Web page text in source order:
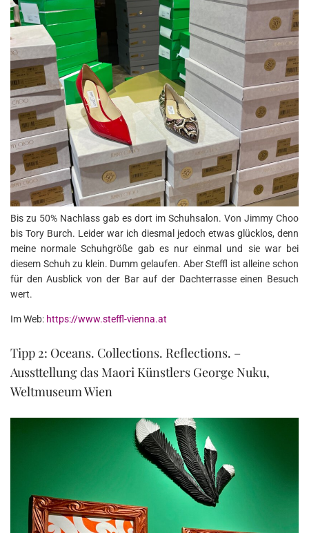
Bis zu 50% Nachlass gab es dort im Schuhsalon. Von Jimmy Choo
bis Tory Burch. Leider war ich diesmal jedoch etwas glücklos, denn
meine normale Schuhgröße gab es nur einmal und sie war bei
diesem Schuh zu klein. Dumm gelaufen. Aber Steffl ist alleine schon
für den Ausblick von der Bar auf der Dachterrasse einen Besuch
wert.
Im Web: https://www.steffl-vienna.at
Tipp 2: Oceans. Collections. Reflections. –
Aussttellung das Maori Künstlers George Nuku,
Weltmuseum Wien